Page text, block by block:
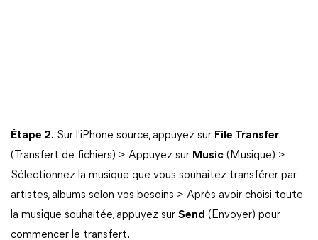
Étape 2. Sur l'iPhone source, appuyez sur File Transfer
(Transfert de fichiers) > Appuyez sur Music (Musique) >
Sélectionnez la musique que vous souhaitez transférer par
artistes, albums selon vos besoins > Après avoir choisi toute
la musique souhaitée, appuyez sur Send (Envoyer) pour
commencer le transfert.